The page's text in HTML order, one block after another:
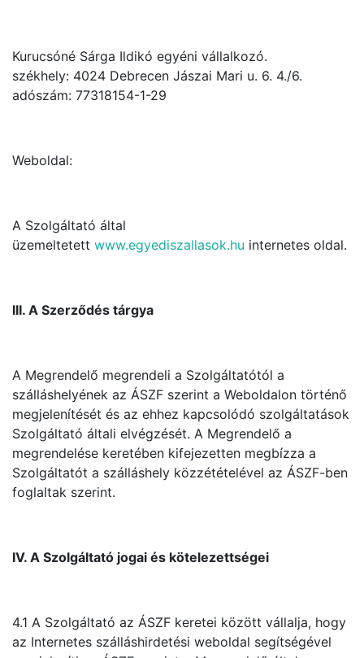
Kurucsóné Sárga Ildikó egyéni vállalkozó.
székhely: 4024 Debrecen Jászai Mari u. 6. 4./6.
adószám: 77318154-1-29
Weboldal:
A Szolgáltató által
üzemeltetett www.egyediszallasok.hu internetes oldal.
III. A Szerződés tárgya
A Megrendelő megrendeli a Szolgáltatótól a
szálláshelyének az ÁSZF szerint a Weboldalon történő
megjelenítését és az ehhez kapcsolódó szolgáltatások
Szolgáltató általi elvégzését. A Megrendelő a
megrendelése keretében kifejezetten megbízza a
Szolgáltatót a szálláshely közzétételével az ÁSZF-ben
foglaltak szerint.
IV. A Szolgáltató jogai és kötelezettségei
4.1 A Szolgáltató az ÁSZF keretei között vállalja, hogy
az Internetes szálláshirdetési weboldal segítségével